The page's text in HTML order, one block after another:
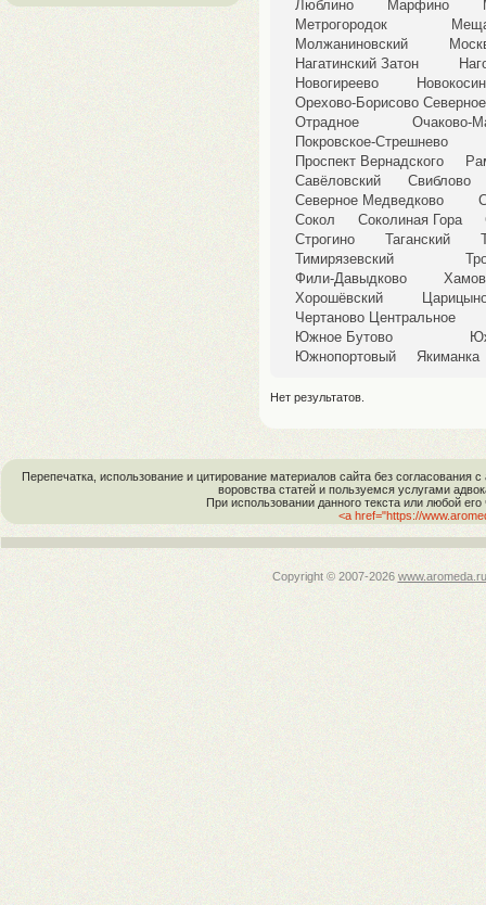
Люблино
Марфино
Метрогородок
Молжаниновский
Нагатинский Затон
Новогиреево
Орехово-Борисово Северное
Отрадное
Очаково-
Покровское-Стрешнево
Проспект Вернадского
Савёловский
Свиблово
Северное Медведково
Сокол
Соколиная Гора
Строгино
Таганский
Тимирязевский
Фили-Давыдково
Хорошёвский
Чертаново Центральное
Южное Бутово
Южнопортовый
Якиманка
Нет результатов.
Перепечатка, использование и цитирование материалов сайта без
воровства статей и пользуемся услугами
При использовании данного текста или любой
<a href="https://
Copyright © 2007-2026 www.aromeda.ru